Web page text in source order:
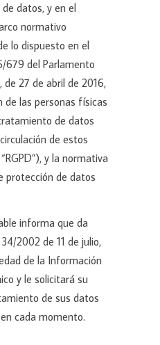
datos, y en el
normativo
lo dispuesto en el
679 del Parlamento
de 27 de abril de 2016,
de las personas físicas
de datos
de estos
y la normativa
protección de datos
informa que da
2002 de 11 de julio,
de la Información
y le solicitará su
de sus datos
cada momento.